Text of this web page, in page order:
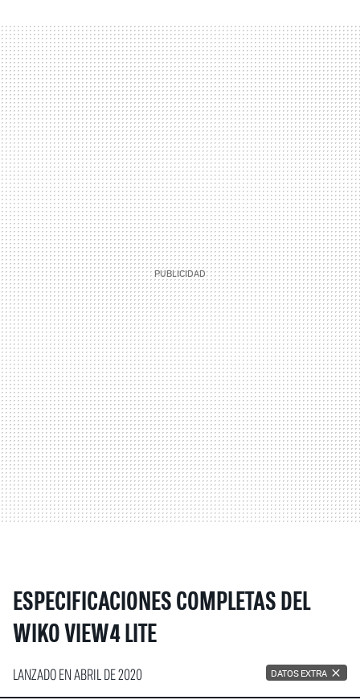
ESPECIFICACIONES COMPLETAS DEL
WIKO VIEW4 LITE
LANZADO EN ABRIL DE 2020 DATOS EXTRA